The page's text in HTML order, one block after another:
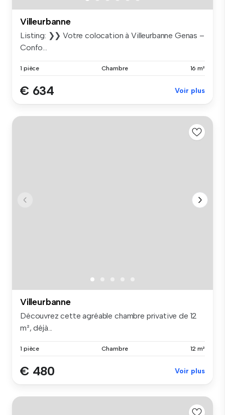
Villeurbanne
Listing: ❯❯ Votre colocation à Villeurbanne Genas –
Confo...
1 pièce Chambre 16 m²
€ 634 Voir plus
Villeurbanne
Découvrez cette agréable chambre privative de 12
m², déjà...
1 pièce Chambre 12 m²
€ 480 Voir plus